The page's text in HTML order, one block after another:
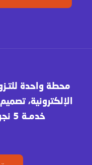
محطة واحدة
الإلكترونية،
خدمـة 5 نجوم تُفصل على مقاسك